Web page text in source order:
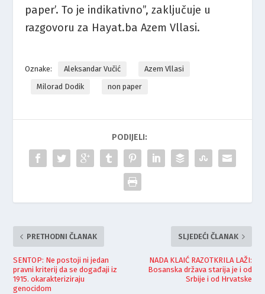
paper’. To je indikativno”, zaključuje u
razgovoru za Hayat.ba Azem Vllasi.
Oznake: Aleksandar Vučić
Azem Vllasi
Milorad Dodik
non paper
PODIJELI:
PRETHODNI ČLANAK
SENTOP: Ne postoji ni jedan
pravni kriterij da se događaji iz
1915. okarakteriziraju
genocidom
SLJEDEĆI ČLANAK
NADA KLAIĆ RAZOTKRILA LAŽI:
Bosanska država starija je i od
Srbije i od Hrvatske